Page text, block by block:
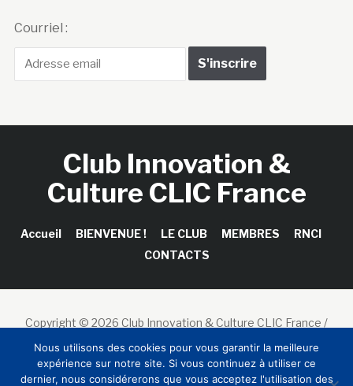
Courriel :
Club Innovation &
Culture CLIC France
Accueil BIENVENUE ! LE CLUB MEMBRES
RNCI
CONTACTS
Copyright © 2026 Club Innovation & Culture CLIC France /
Sinapses Conseils
Nous utilisons des cookies pour vous garantir la meilleure
expérience sur notre site. Si vous continuez à utiliser ce
dernier, nous considérerons que vous acceptez l'utilisation des